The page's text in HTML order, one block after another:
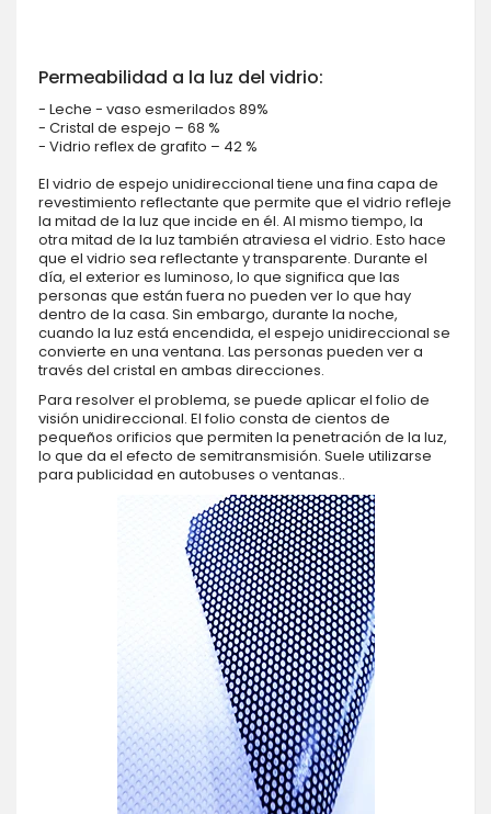
Permeabilidad a la luz del vidrio:
- Leche - vaso esmerilados 89%
- Cristal de espejo – 68 %
- Vidrio reflex de grafito – 42 %
El vidrio de espejo unidireccional tiene una fina capa de
revestimiento reflectante que permite que el vidrio refleje
la mitad de la luz que incide en él. Al mismo tiempo, la
otra mitad de la luz también atraviesa el vidrio. Esto hace
que el vidrio sea reflectante y transparente. Durante el
día, el exterior es luminoso, lo que significa que las
personas que están fuera no pueden ver lo que hay
dentro de la casa. Sin embargo, durante la noche,
cuando la luz está encendida, el espejo unidireccional se
convierte en una ventana. Las personas pueden ver a
través del cristal en ambas direcciones.
Para resolver el problema, se puede aplicar el folio de
visión unidireccional. El folio consta de cientos de
pequeños orificios que permiten la penetración de la luz,
lo que da el efecto de semitransmisión. Suele utilizarse
para publicidad en autobuses o ventanas..